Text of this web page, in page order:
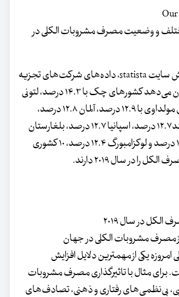
و وضعیت مصرف مشروبات الکلی در
علاوه‌ بر این، طبق گزارش سایت statista، داده‌های شرکت‌های تجزیه
و تحلیل اطلاعات نشان می‌دهد کشورهای چک با ۱۴.۳ درصد، لتونی
با ۱۳.۲ درصد، جمهوری مولداوی با ۱۲.۹ درصد، آلمان ۱۲.۸ درصد،
لیتوانی ۱۲.۸ درصد، ایرلند۱۲.۷ درصد، اسپانیا ۱۲.۷ درصد، بلغارستان
۱۲.۵ درصد، اوگاندا ۱۲.۵ درصد و لوکزامبورگ ۱۲.۴ درصد، ۱۰ کشوری
را در سال ۲۰۱۹ دارند.
مصرف مشروبات الکلی در جهان
یکی از مهمترین دلایل افزایش
برای مثال با تاثیرگذاری مصرف مشروبات
بی‌نظمی‌های رفتاری و ذهنی، تصادف‌های